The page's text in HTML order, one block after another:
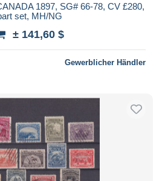
1897, SG# 66-78, CV £280,
set, MH/NG
± 141,60 $
Gewerblicher Händler